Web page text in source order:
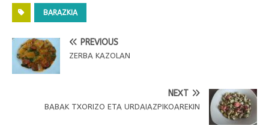
BARAZKIA
PREVIOUS
ZERBA KAZOLAN
NEXT
BABAK TXORIZO ETA URDAIAZPIKOAREKIN